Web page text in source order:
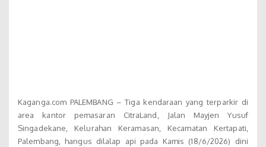
Kaganga.com PALEMBANG – Tiga kendaraan yang terparkir di
area kantor pemasaran CitraLand, Jalan Mayjen Yusuf
Singadekane, Kelurahan Keramasan, Kecamatan Kertapati,
Palembang, hangus dilalap api pada Kamis (18/6/2026) dini